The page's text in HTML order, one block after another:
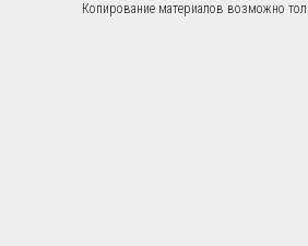
Копирование материалов возможно